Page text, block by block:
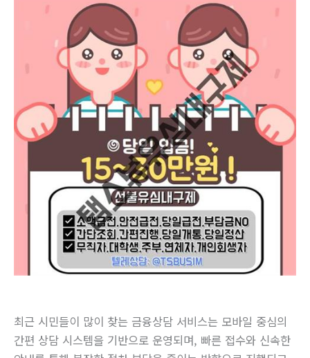
최근 시민들이 많이 찾는 금융상담 서비스는 모바일 중심의
간편 상담 시스템을 기반으로 운영되며, 빠른 접수와 신속한